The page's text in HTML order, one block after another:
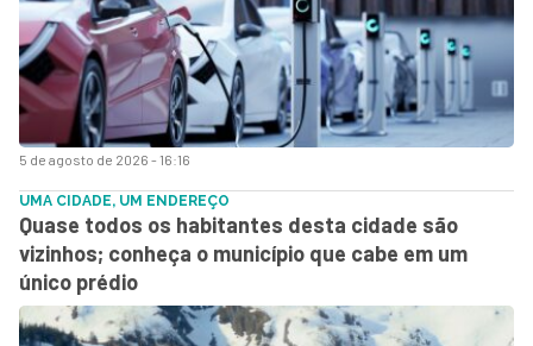
5 de agosto de 2026 - 16:16
UMA CIDADE, UM ENDEREÇO
Quase todos os habitantes desta cidade são
vizinhos; conheça o município que cabe em um
único prédio